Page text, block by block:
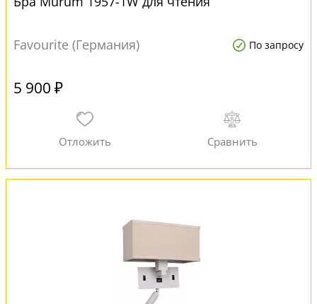
Favourite (Германия) По запросу
5 900 ₽